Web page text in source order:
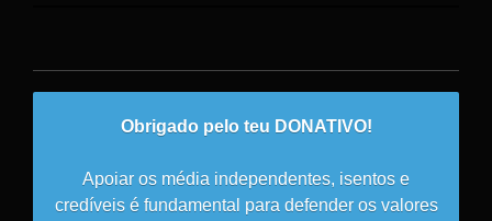
Obrigado pelo teu DONATIVO!
Apoiar os média independentes, isentos e
credíveis é fundamental para defender os valores